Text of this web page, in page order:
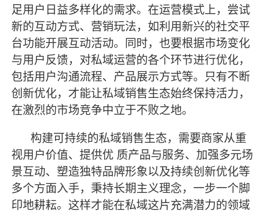
足用户日益多样化的需求。在运营模式上，尝试
新的互动方式、营销玩法，如利用新兴的社交平
台功能开展互动活动。同时，也要根据市场变化
与用户反馈，对私域运营的各个环节进行优化，
包括用户沟通流程、产品展示方式等。只有不断
创新优化，才能让私域销售生态始终保持活力，
在激烈的市场竞争中立于不败之地。
构建可持续的私域销售生态，需要商家从重
视用户价值、提供优 质产品与服务、加强多元场
景互动、塑造独特品牌形象以及持续创新优化等
多个方面入手，秉持长期主义理念，一步一个脚
印地耕耘。这样才能在私域这片充满潜力的领域